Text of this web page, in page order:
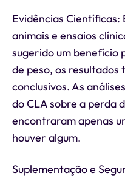
Evidências Científicas:
animais e ensaios
sugerido um benefício
de peso, os resultados
conclusivos. As
do CLA sobre a perda
encontraram apenas
houver algum.
Suplementação e